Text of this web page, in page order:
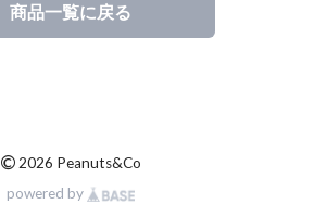
商品一覧に戻る
© 2026 Peanuts&Co
powered by